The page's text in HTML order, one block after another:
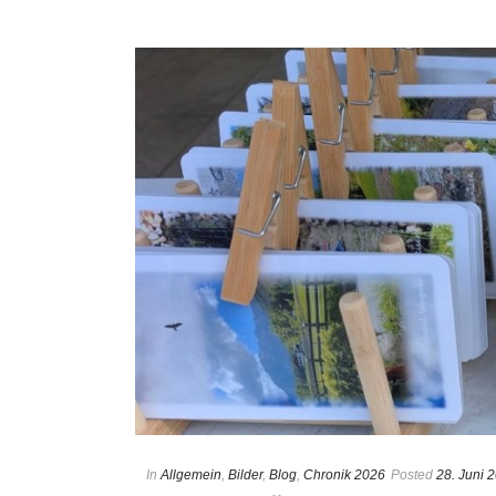
In Allgemein, Bilder, Blog, Chronik 2026 Posted 28. Juni